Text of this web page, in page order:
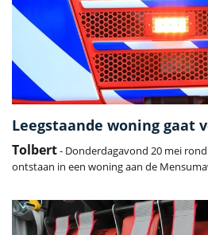
Leegstaande woning gaat
Tolbert- Donderdagavond 20 mei
ontstaan in een woning aan de